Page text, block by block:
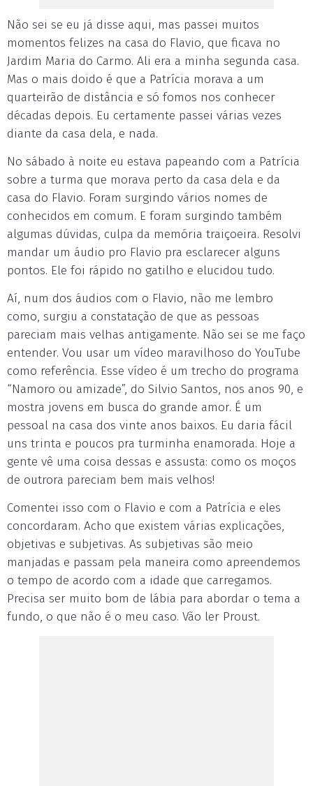
Não sei se eu já disse aqui, mas passei muitos
momentos felizes na casa do Flavio, que ficava no
Jardim Maria do Carmo. Ali era a minha segunda casa.
Mas o mais doido é que a Patrícia morava a um
quarteirão de distância e só fomos nos conhecer
décadas depois. Eu certamente passei várias vezes
diante da casa dela, e nada.
No sábado à noite eu estava papeando com a Patrícia
sobre a turma que morava perto da casa dela e da
casa do Flavio. Foram surgindo vários nomes de
conhecidos em comum. E foram surgindo também
algumas dúvidas, culpa da memória traiçoeira. Resolvi
mandar um áudio pro Flavio pra esclarecer alguns
pontos. Ele foi rápido no gatilho e elucidou tudo.
Aí, num dos áudios com o Flavio, não me lembro
como, surgiu a constatação de que as pessoas
pareciam mais velhas antigamente. Não sei se me faço
entender. Vou usar um vídeo maravilhoso do YouTube
como referência. Esse vídeo é um trecho do programa
“Namoro ou amizade”, do Silvio Santos, nos anos 90, e
mostra jovens em busca do grande amor. É um
pessoal na casa dos vinte anos baixos. Eu daria fácil
uns trinta e poucos pra turminha enamorada. Hoje a
gente vê uma coisa dessas e assusta: como os moços
de outrora pareciam bem mais velhos!
Comentei isso com o Flavio e com a Patrícia e eles
concordaram. Acho que existem várias explicações,
objetivas e subjetivas. As subjetivas são meio
manjadas e passam pela maneira como apreendemos
o tempo de acordo com a idade que carregamos.
Precisa ser muito bom de lábia para abordar o tema a
fundo, o que não é o meu caso. Vão ler Proust.